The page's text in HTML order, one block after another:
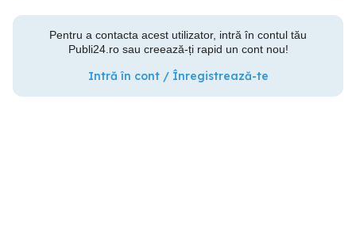
Pentru a contacta acest utilizator, intră în contul tău
Publi24.ro sau creează-ți rapid un cont nou!
Intră în cont / Înregistrează-te